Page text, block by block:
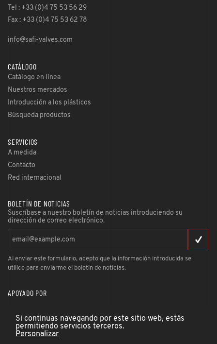
Tel : +33 (0)4 75 53 56 29
Fax : +33 (0)4 75 53 62 78
info@safi-valves.com
CATÁLOGO
Catálogo en línea
Nuestros mercados
Introducción a los plásticos
Búsqueda productos
SERVICIOS
A medida
Contacto
Red internacional
BOLETÍN DE NOTICIAS
Suscríbase a nuestro boletín de noticias introduciendo su
dirección de correo electrónico.
Al enviar este formulario, acepto que la información introducida se
utilice para enviarme el boletín de noticias.
APOYADO POR
Si continuas navegando por este sitio web, estás
permitiendo servicios terceros.
Personalizar